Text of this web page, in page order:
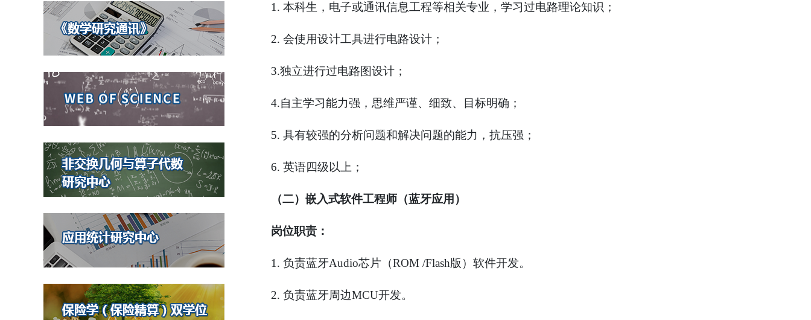
1. 本科生，电子或通讯信息工程等相关专业，学习过电路理论知识；
2. 会使用设计工具进行电路设计；
3.独立进行过电路图设计；
4.自主学习能力强，思维严谨、细致、目标明确；
5. 具有较强的分析问题和解决问题的能力，抗压强；
6. 英语四级以上；
（二）嵌入式软件工程师（蓝牙应用）
岗位职责：
1. 负责蓝牙Audio芯片（ROM /Flash版）软件开发。
2. 负责蓝牙周边MCU开发。